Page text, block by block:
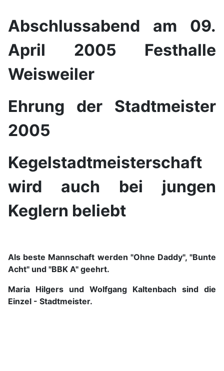
Abschlussabend am 09.
April 2005 Festhalle
Weisweiler
Ehrung der Stadtmeister
2005
Kegelstadtmeisterschaft
wird auch bei jungen
Keglern beliebt
Als beste Mannschaft werden "Ohne Daddy", "Bunte
Acht" und "BBK A" geehrt.
Maria Hilgers und Wolfgang Kaltenbach sind die
Einzel - Stadtmeister.